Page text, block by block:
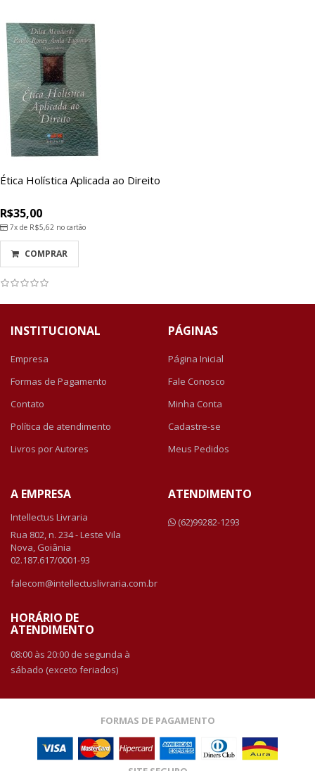
Ética Holística Aplicada ao Direito
R$35,00
7x de R$5,62 no cartão
COMPRAR
INSTITUCIONAL
Empresa
Formas de Pagamento
Contato
Política de atendimento
Livros por Autores
PÁGINAS
Página Inicial
Fale Conosco
Minha Conta
Cadastre-se
Meus Pedidos
A EMPRESA
Intellectus Livraria
Rua 802, n. 234 - Leste Vila
Nova, Goiânia
02.187.617/0001-93
falecom@intellectuslivraria.com.br
HORÁRIO DE
ATENDIMENTO
08:00 às 20:00 de segunda à
sábado (exceto feriados)
ATENDIMENTO
(62)99282-1293
FORMAS DE PAGAMENTO